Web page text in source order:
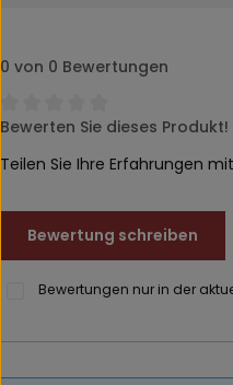
0 von 0 Bewertungen
Durchschnittliche Bewertung
Bewerten Sie dieses Produkt!
Teilen Sie Ihre Erfahrungen
Bewertung schreiben
Bewertungen nur in der